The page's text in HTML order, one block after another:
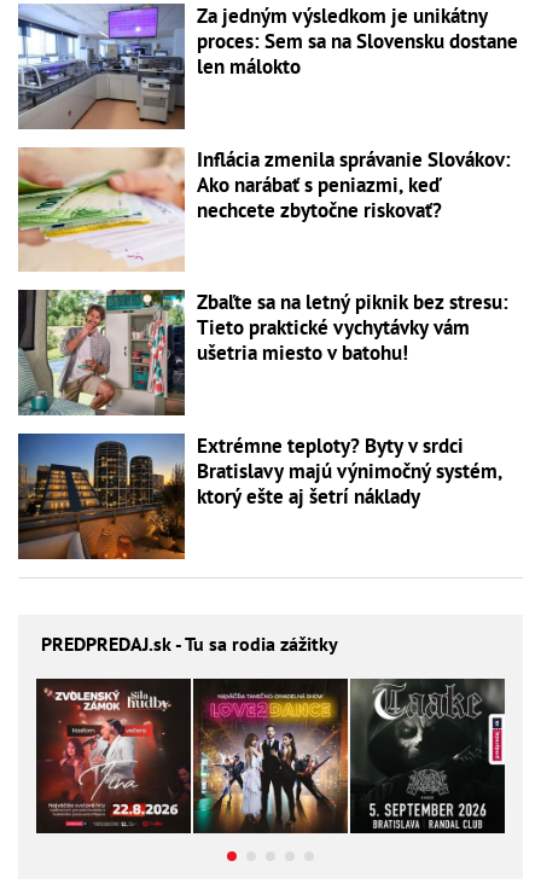
Za jedným výsledkom je unikátny
proces: Sem sa na Slovensku dostane
len málokto
Inflácia zmenila správanie Slovákov:
Ako narábať s peniazmi, keď
nechcete zbytočne riskovať?
Zbaľte sa na letný piknik bez stresu:
Tieto praktické vychytávky vám
ušetria miesto v batohu!
Extrémne teploty? Byty v srdci
Bratislavy majú výnimočný systém,
ktorý ešte aj šetrí náklady
PREDPREDAJ.sk - Tu sa rodia zážitky